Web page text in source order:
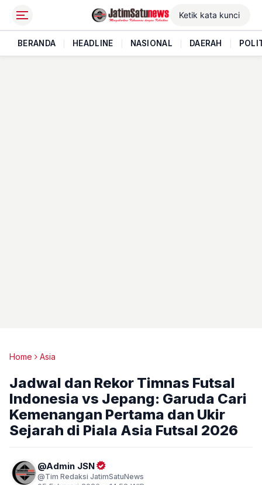
BERANDA HEADLINE NASIONAL DAERAH
Home Asia
Jadwal dan Rekor Timnas Futsal
Indonesia vs Jepang: Garuda Cari
Kemenangan Pertama dan Ukir
Sejarah di Piala Asia Futsal 2026
Admin JSN
Tim Redaksi JatimSatuNews